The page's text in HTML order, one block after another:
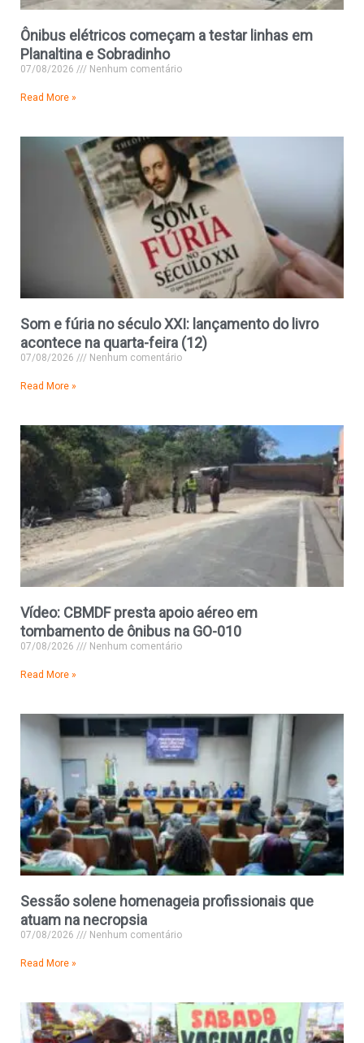
Ônibus elétricos começam a testar linhas em
Planaltina e Sobradinho
07/08/2026 Nenhum comentário
Read More »
Som e fúria no século XXI: lançamento do livro
acontece na quarta-feira (12)
07/08/2026 Nenhum comentário
Read More »
Vídeo: CBMDF presta apoio aéreo em
tombamento de ônibus na GO-010
07/08/2026 Nenhum comentário
Read More »
Sessão solene homenageia profissionais que
atuam na necropsia
07/08/2026 Nenhum comentário
Read More »